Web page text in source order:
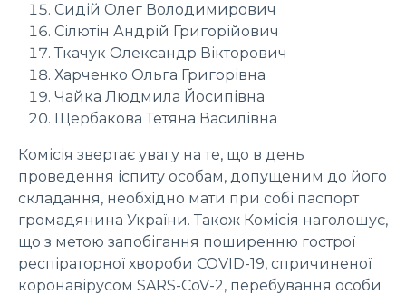
Сидій Олег Володимирович
Сілютін Андрій Григорійович
Ткачук Олександр Вікторович
Харченко Ольга Григорівна
Чайка Людмила Йосипівна
Щербакова Тетяна Василівна
Комісія звертає увагу на те, що в день
проведення іспиту особам, допущеним до його
складання, необхідно мати при собі паспорт
громадянина України. Також Комісія наголошує,
що з метою запобігання поширенню гострої
респіраторної хвороби COVID-19, спричиненої
коронавірусом SARS-CoV-2, перебування особи